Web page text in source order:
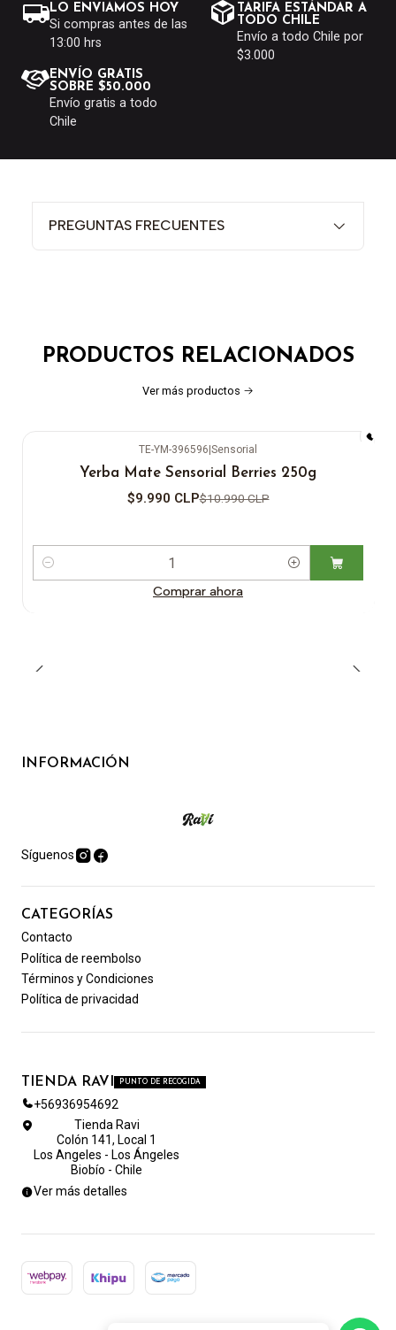
LO ENVIAMOS HOY
Si compras antes de las
13:00 hrs
TARIFA ESTÁNDAR A
TODO CHILE
Envío a todo Chile por
$3.000
ENVÍO GRATIS
SOBRE $50.000
Envío gratis a todo
Chile
PREGUNTAS FRECUENTES
PRODUCTOS RELACIONADOS
Ver más productos
TE-YM-396596|Sensorial
Yerba Mate Sensorial Berries 250g
$9.990 CLP$10.990 CLP
Cantidad
Comprar ahora
INFORMACIÓN
Síguenos
CATEGORÍAS
Contacto
Política de reembolso
Términos y Condiciones
Política de privacidad
TIENDA RAVI PUNTO DE RECOGIDA
+56936954692
Tienda Ravi
Colón 141, Local 1
Los Angeles - Los Ángeles
Biobío - Chile
Ver más detalles